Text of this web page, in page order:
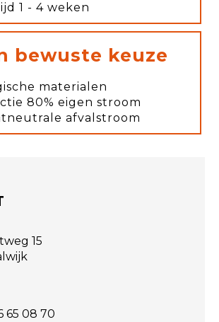
1 - 4 weken
bewuste keuze
materialen
80% eigen stroom
afvalstroom
15
65 08 70